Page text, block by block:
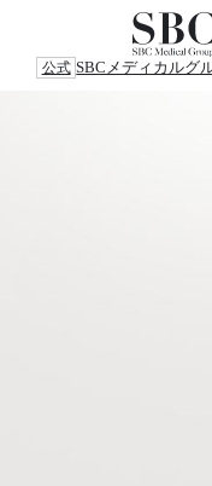
公式 SBCメディカルグ